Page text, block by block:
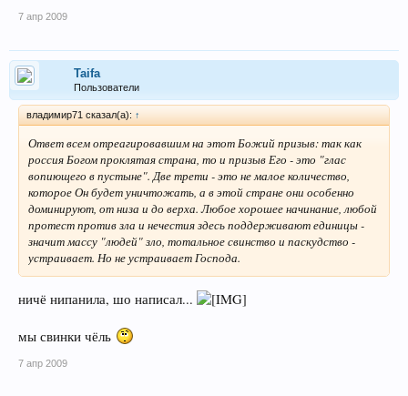
7 апр 2009
Taifa
Пользователи
владимир71 сказал(а): ↑
Ответ всем отреагировавшим на этот Божий призыв: так как
россия Богом проклятая страна, то и призыв Его - это "глас
вопиющего в пустыне". Две трети - это не малое количество,
которое Он будет уничтожать, а в этой стране они особенно
доминируют, от низа и до верха. Любое хорошее начинание, любой
протест против зла и нечестия здесь поддерживают единицы -
значит массу "людей" зло, тотальное свинство и паскудство -
устраивает. Но не устраивает Господа.
ничё нипанила, шо написал...
мы свинки чёль
7 апр 2009